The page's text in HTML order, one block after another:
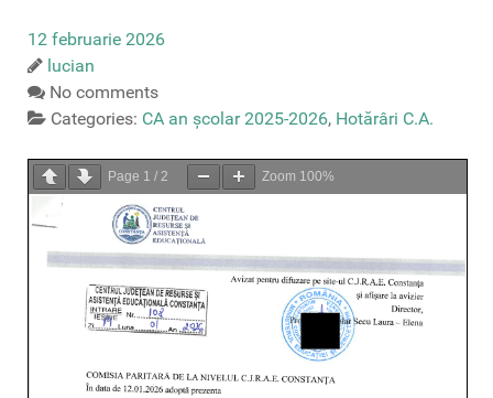
12 februarie 2026
lucian
No comments
Categories: CA an școlar 2025-2026, Hotărâri C.A.
Page 1 / 2 Zoom 100%